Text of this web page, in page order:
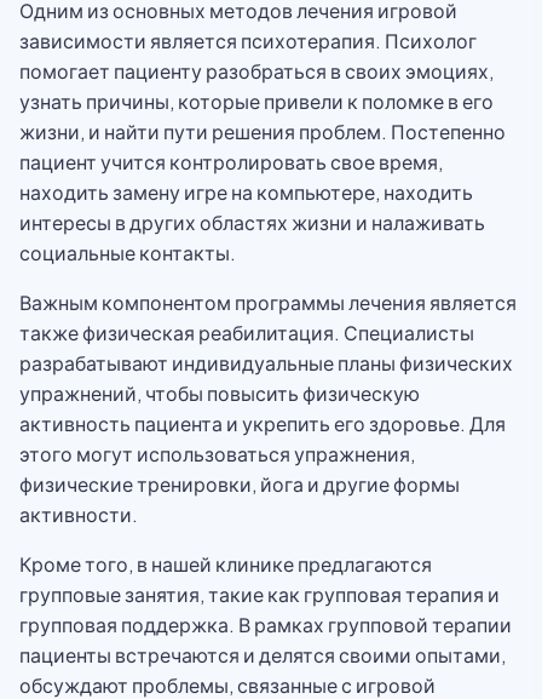
Одним из основных методов лечения игровой
зависимости является психотерапия. Психолог
помогает пациенту разобраться в своих эмоциях,
узнать причины, которые привели к поломке в его
жизни, и найти пути решения проблем. Постепенно
пациент учится контролировать свое время,
находить замену игре на компьютере, находить
интересы в других областях жизни и налаживать
социальные контакты.
Важным компонентом программы лечения является
также физическая реабилитация. Специалисты
разрабатывают индивидуальные планы физических
упражнений, чтобы повысить физическую
активность пациента и укрепить его здоровье. Для
этого могут использоваться упражнения,
физические тренировки, йога и другие формы
активности.
Кроме того, в нашей клинике предлагаются
групповые занятия, такие как групповая терапия и
групповая поддержка. В рамках групповой терапии
пациенты встречаются и делятся своими опытами,
обсуждают проблемы, связанные с игровой